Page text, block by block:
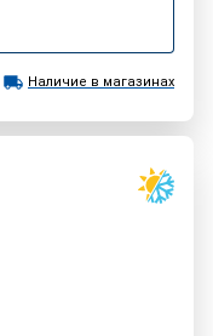
Наличие в магазинах